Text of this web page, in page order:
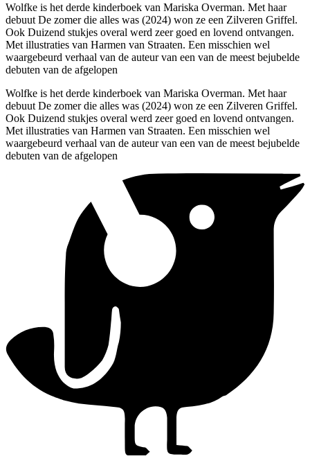
Wolfke is het derde kinderboek van Mariska Overman. Met haar
debuut De zomer die alles was (2024) won ze een Zilveren Griffel.
Ook Duizend stukjes overal werd zeer goed en lovend ontvangen.
Met illustraties van Harmen van Straaten. Een misschien wel
waargebeurd verhaal van de auteur van een van de meest bejubelde
debuten van de afgelopen
Wolfke is het derde kinderboek van Mariska Overman. Met haar
debuut De zomer die alles was (2024) won ze een Zilveren Griffel.
Ook Duizend stukjes overal werd zeer goed en lovend ontvangen.
Met illustraties van Harmen van Straaten. Een misschien wel
waargebeurd verhaal van de auteur van een van de meest bejubelde
debuten van de afgelopen